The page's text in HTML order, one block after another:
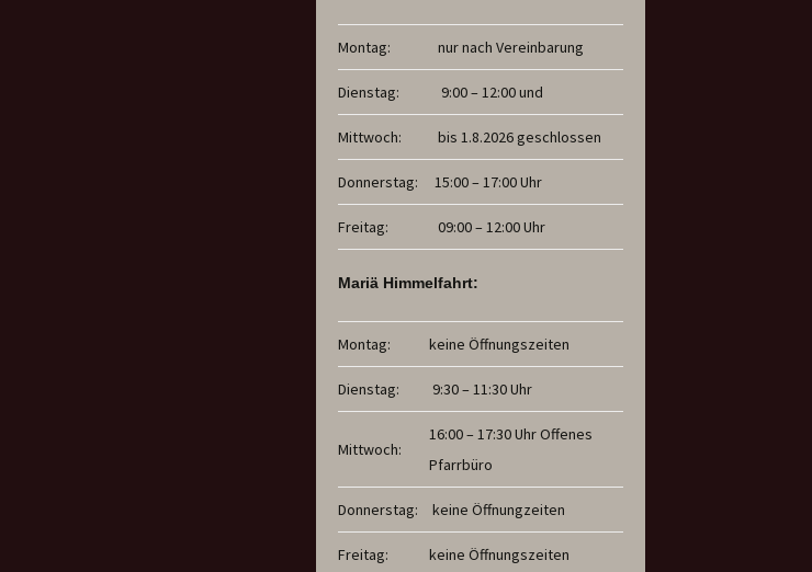
Montag: nur nach Vereinbarung
Dienstag: 9:00 – 12:00 und
Mittwoch: bis 1.8.2026 geschlossen
Donnerstag: 15:00 – 17:00 Uhr
Freitag: 09:00 – 12:00 Uhr
Mariä Himmelfahrt:
Montag: keine Öffnungszeiten
Dienstag: 9:30 – 11:30 Uhr
Mittwoch:
16:00 – 17:30 Uhr Offenes
Pfarrbüro
Donnerstag: keine Öffnungzeiten
Freitag: keine Öffnungszeiten